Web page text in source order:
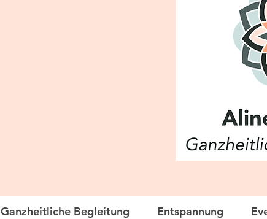
Ganzheitliche Begleitung Entspannung